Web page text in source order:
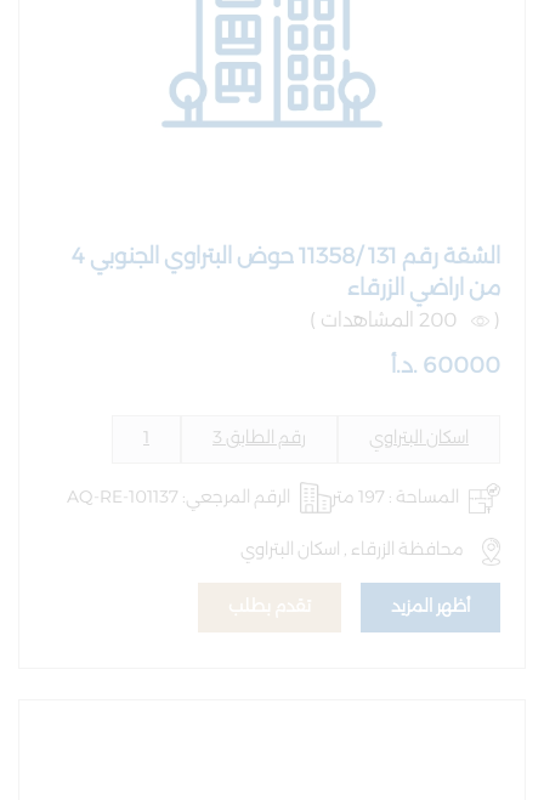
الشقة رقم 131 /11358 حوض البتراوي الجنوبي 4
من اراضي الزرقاء
(
60000 .د.أ
اسكان البتراوي رقم الطابق 3 1
المساحة : 197 متر
الرقم المرجعي: AQ-RE-101137
محافظة الزرقاء , اسكان البتراوي
أظهر المزيد